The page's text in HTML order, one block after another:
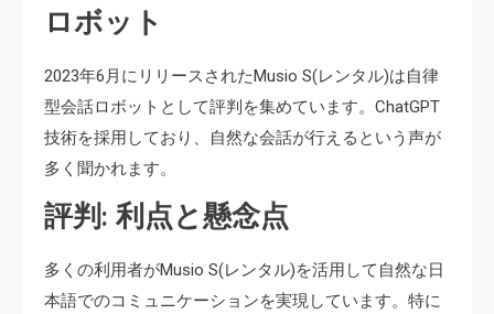
ロボット
2023年6月にリリースされたMusio S(レンタル)は自律
型会話ロボットとして評判を集めています。ChatGPT
技術を採用しており、自然な会話が行えるという声が
多く聞かれます。
評判: 利点と懸念点
多くの利用者がMusio S(レンタル)を活用して自然な日
本語でのコミュニケーションを実現しています。特に